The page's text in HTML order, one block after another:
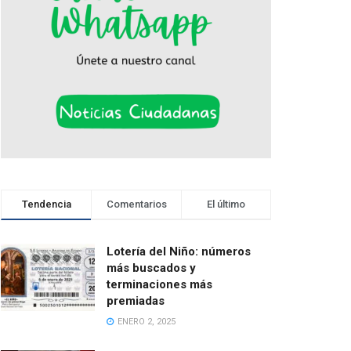
Tendencia Comentarios El último
Lotería del Niño: números
más buscados y
terminaciones más
premiadas
ENERO 2, 2025